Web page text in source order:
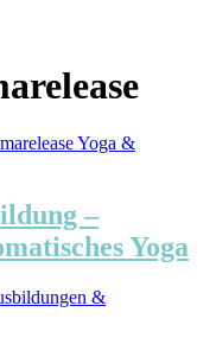
–
Yoga
&